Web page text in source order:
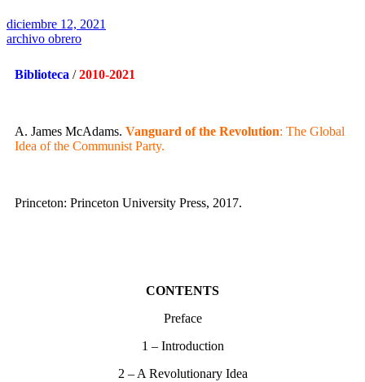
diciembre 12, 2021
archivo obrero
Biblioteca /2010-2021
A. James McAdams. Vanguard of the Revolution: The Global
Idea of the Communist Party.
Princeton: Princeton University Press, 2017.
CONTENTS
Preface
1 – Introduction
2 – A Revolutionary Idea